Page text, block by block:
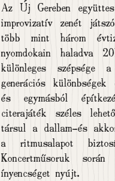
Az Új Gereben
improvizatív zenét
több mint három
nyomdokain haladva
különleges szépsége
generációs különbségek
és egymásból
citerajáték széles
társul a dallam-és
a ritmusalapot
Koncertműsoruk
ínyencséget nyújt.